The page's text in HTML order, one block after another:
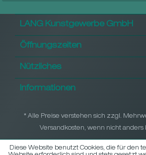
LANG Kunstgewerbe GmbH
Öffnungszeiten
Nützliches
Informationen
* Alle Preise verstehen sich zzgl.
Versandkosten, wenn nicht anders
Diese Website benutzt Cookies, die für den